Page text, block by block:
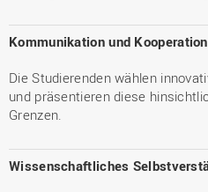
Kommunikation und Kooperation
Die Studierenden wählen
und präsentieren diese
Grenzen.
Wissenschaftliches